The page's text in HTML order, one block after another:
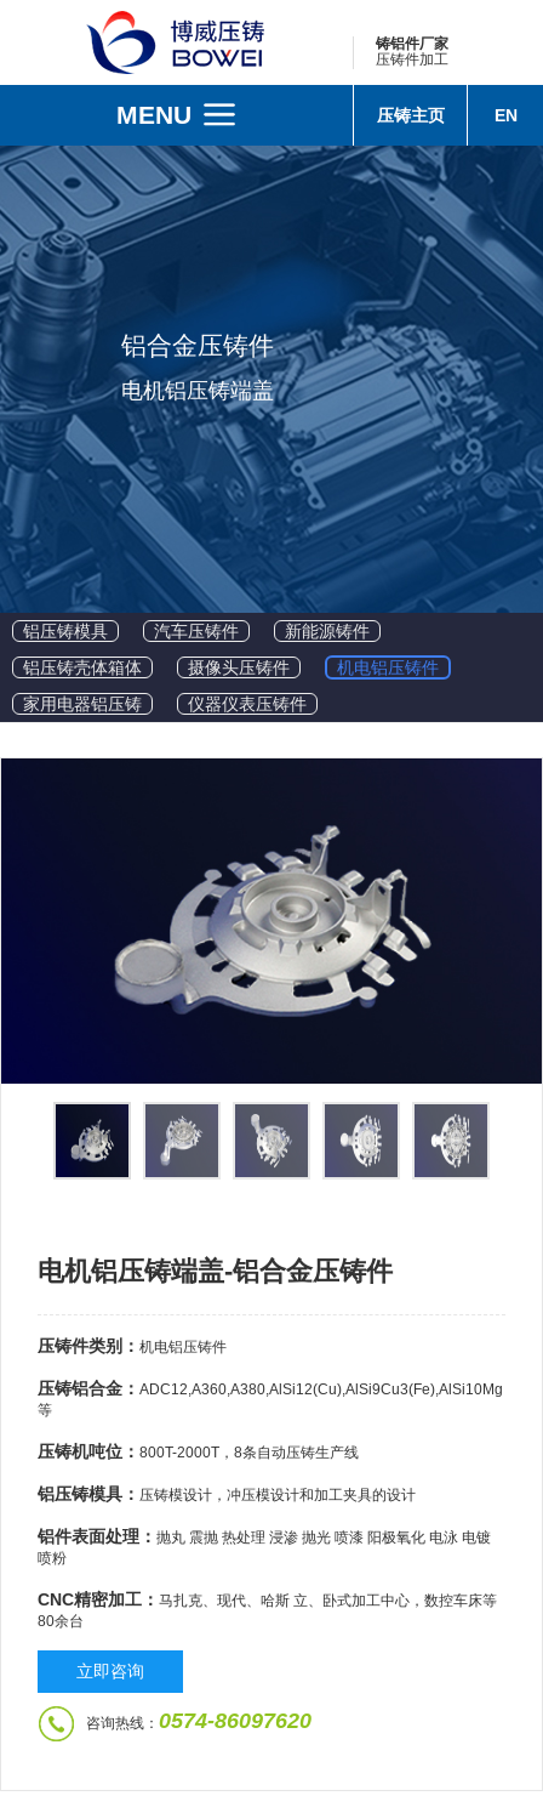
铸铝件厂家
压铸件加工
MENU 压铸主页 EN
铝合金压铸件
电机铝压铸端盖
铝压铸模具 汽车压铸件
新能源铸件
铝压铸壳体箱体
摄像头压铸件
机电铝压铸件
家用电器铝压铸
仪器仪表压铸件
电机铝压铸端盖-铝合金压铸件
压铸件类别： 机电铝压铸件
压铸铝合金： ADC12,A360,A380,AlSi12(Cu),AlSi9Cu3(Fe),AlSi10Mg
等
压铸机吨位： 800T-2000T，8条自动压铸生产线
铝压铸模具： 压铸模设计，冲压模设计和加工夹具的设计
铝件表面处理： 抛丸 震抛 热处理 浸渗 抛光 喷漆 阳极氧化 电泳 电镀
喷粉
CNC精密加工： 马扎克、现代、哈斯 立、卧式加工中心，数控车床等
80余台
立即咨询
咨询热线： 0574-86097620